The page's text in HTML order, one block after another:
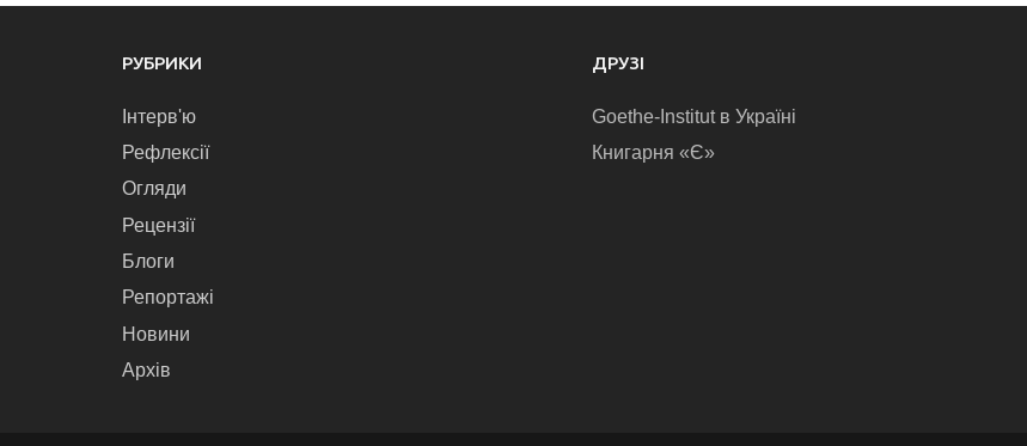
РУБРИКИ
Інтерв'ю
Рефлексії
Огляди
Рецензії
Блоги
Репортажі
Новини
Архів
ДРУЗІ
Goethe-Institut в Україні
Книгарня «Є»